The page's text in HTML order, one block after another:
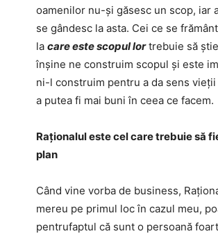
oamenilor nu-și găsesc un scop, iar
se gândesc la asta. Cei ce se
la care este scopul lortrebuie să
înșine ne construim scopul și este
ni-l construim pentru a da sens
a putea fi mai buni în ceea ce facem.
Raționalul este cel care trebuie să
plan
Când vine vorba de business,
mereu pe primul loc în cazul meu,
pentrufaptul că sunt o persoană